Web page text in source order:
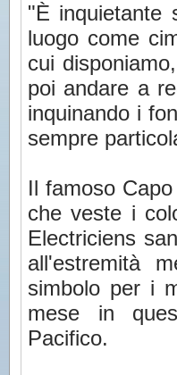
"È inquietante
luogo come
cui
poi andare a
inquinando i
sempre
Il famoso
che veste i
Electriciens
all'estremità
simbolo per i
mese in
Pacifico.